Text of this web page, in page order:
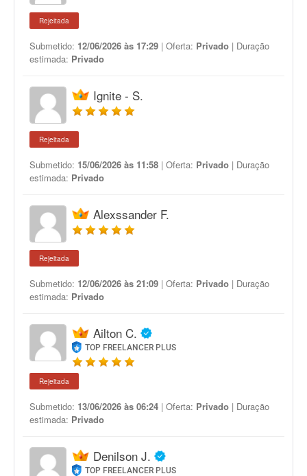
Rejeitada
Submetido: 12/06/2026 às 17:29 | Oferta: Privado | Duração
estimada: Privado
Ignite - S.
Rejeitada
Submetido: 15/06/2026 às 11:58 | Oferta: Privado | Duração
estimada: Privado
Alexssander F.
Rejeitada
Submetido: 12/06/2026 às 21:09 | Oferta: Privado | Duração
estimada: Privado
Ailton C.
TOP FREELANCER PLUS
Rejeitada
Submetido: 13/06/2026 às 06:24 | Oferta: Privado | Duração
estimada: Privado
Denilson J.
TOP FREELANCER PLUS